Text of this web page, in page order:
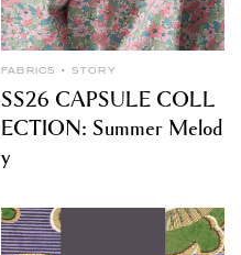
FABRICS STORY
SS26 CAPSULE COLL
ECTION: Summer Melod
y